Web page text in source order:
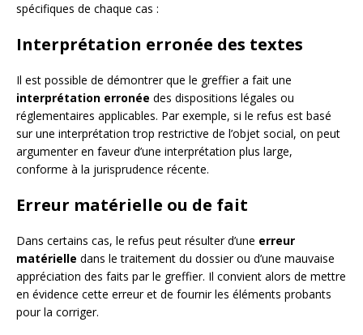
spécifiques de chaque cas :
Interprétation erronée des textes
Il est possible de démontrer que le greffier a fait une
interprétation erronée des dispositions légales ou
réglementaires applicables. Par exemple, si le refus est basé
sur une interprétation trop restrictive de l’objet social, on peut
argumenter en faveur d’une interprétation plus large,
conforme à la jurisprudence récente.
Erreur matérielle ou de fait
Dans certains cas, le refus peut résulter d’une erreur
matérielle dans le traitement du dossier ou d’une mauvaise
appréciation des faits par le greffier. Il convient alors de mettre
en évidence cette erreur et de fournir les éléments probants
pour la corriger.